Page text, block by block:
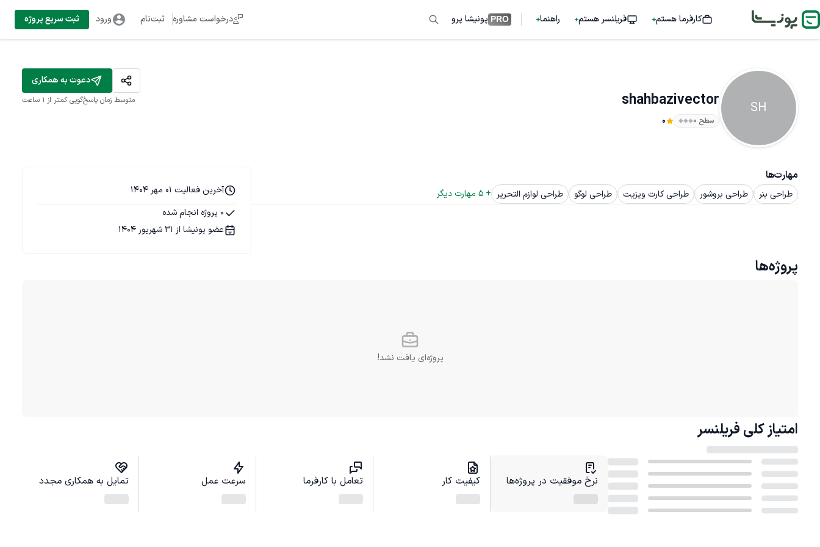
کارفرما هستم فریلنسر هستم راهنما PRO پونیشا پرو درخواست مشاوره ثبت‌نام ورود ثبت سریع پروژه
SH
shahbazivector
سطح ۰ 0
دعوت به همکاری
متوسط زمان پاسخ‌گویی کمتر از 1 ساعت
مهارت‌ها
طراحی بنر طراحی بروشور طراحی کارت ویزیت طراحی لوگو طراحی لوازم التحریر +
5 مهارت دیگر
آخرین فعالیت 01 مهر 1404
0 پروژه انجام شده
عضو پونیشا از 31 شهریور 1404
پروژه‌ها
پروژه‌ای یافت نشد!
امتیاز کلی فریلنسر
نرخ موفقیت در پروژه‌ها کیفیت کار تعامل با کارفرما سرعت عمل تمایل به همکاری مجدد